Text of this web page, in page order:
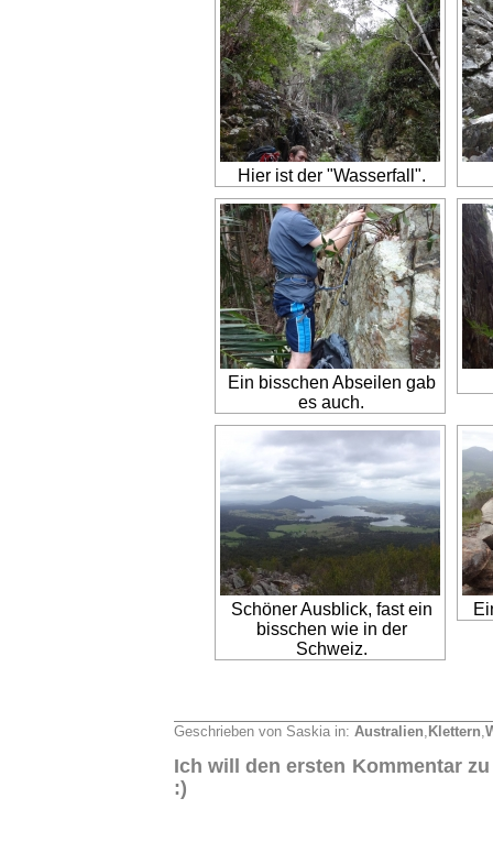
Hier ist der "Wasserfall".
Ein bisschen Abseilen gab
es auch.
Schöner Ausblick, fast ein
bisschen wie in der
Schweiz.
Geschrieben von Saskia in: Australien, Klettern,
Ich will den ersten Kommentar
:)